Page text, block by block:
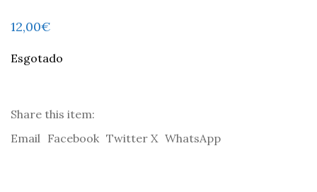
12,00€
Esgotado
Share this item:
Email Facebook Twitter X WhatsApp